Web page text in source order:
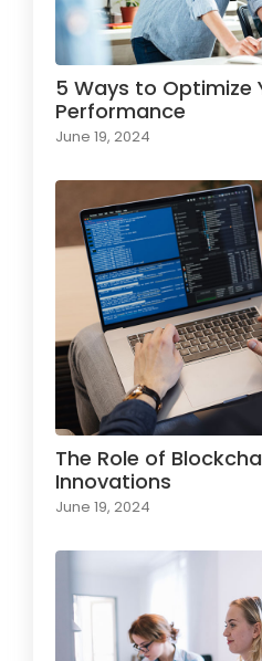
5 Ways to Optimize
Performance
June 19, 2024
The Role of
Innovations
June 19, 2024